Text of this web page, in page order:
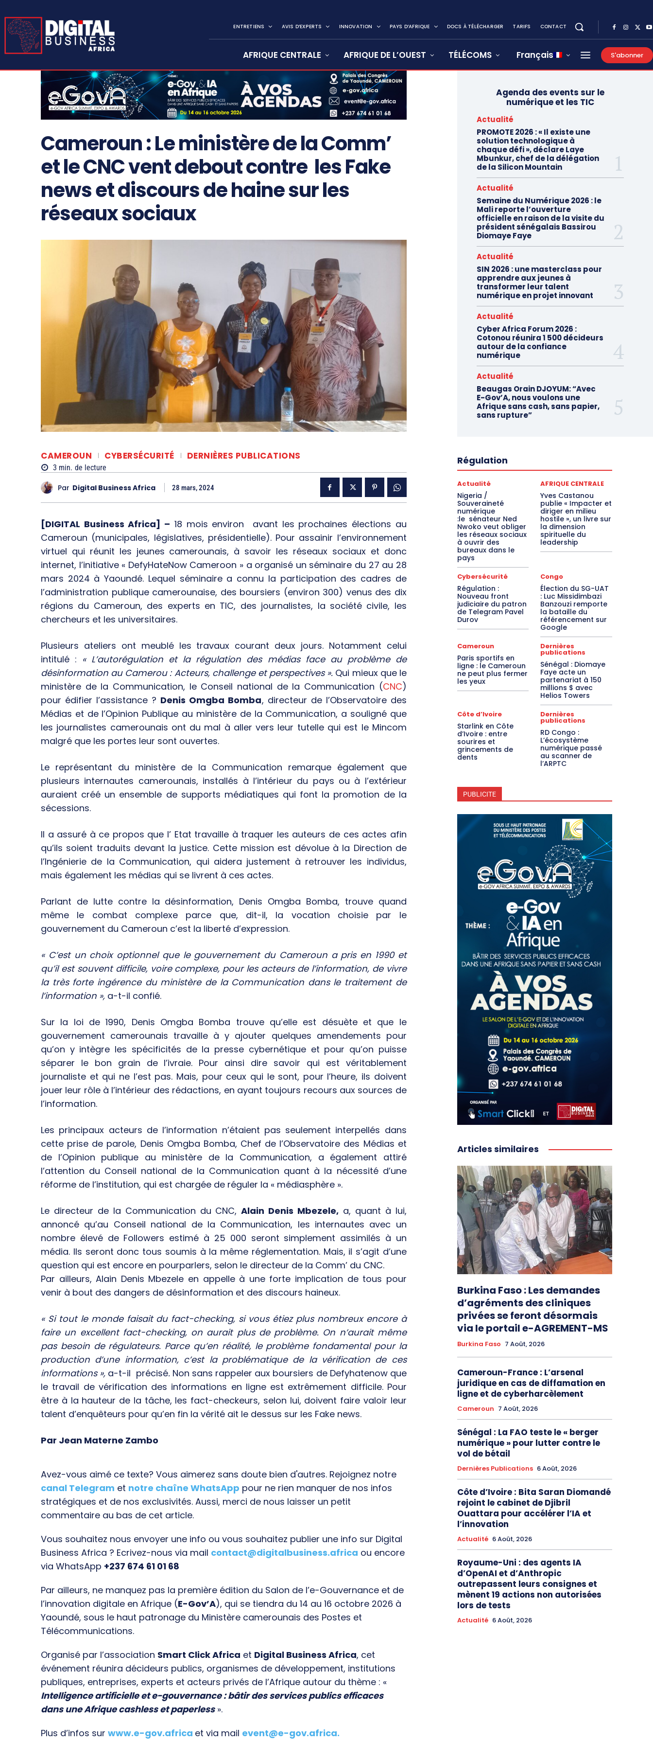
ENTRETIENS AVIS D’EXPERTS INNOVATION PAYS D’AFRIQUE DOCS À TÉLÉCHARGER TARIFS CONTACT
AFRIQUE CENTRALE AFRIQUE DE L’OUEST TÉLÉCOMS Français S'abonner
Cameroun : Le ministère de la Comm’
et le CNC vent debout contre les Fake
news et discours de haine sur les
réseaux sociaux
CAMEROUN CYBERSÉCURITÉ DERNIÈRES PUBLICATIONS
3 min. de lecture
Par Digital Business Africa 28 mars, 2024
[DIGITAL Business Africa] – 18 mois environ avant les prochaines élections au
Cameroun (municipales, législatives, présidentielle). Pour assainir l’environnement
virtuel qui réunit les jeunes camerounais, à savoir les réseaux sociaux et donc
internet, l’initiative « DefyHateNow Cameroon » a organisé un séminaire du 27 au 28
mars 2024 à Yaoundé. Lequel séminaire a connu la participation des cadres de
l’administration publique camerounaise, des boursiers (environ 300) venus des dix
régions du Cameroun, des experts en TIC, des journalistes, la société civile, les
chercheurs et les universitaires.
Plusieurs ateliers ont meublé les travaux courant deux jours. Notamment celui
intitulé : « L’autorégulation et la régulation des médias face au problème de
désinformation au Camerou : Acteurs, challenge et perspectives ». Qui mieux que le
ministère de la Communication, le Conseil national de la Communication (CNC)
pour édifier l’assistance ? Denis Omgba Bomba, directeur de l’Observatoire des
Médias et de l’Opinion Publique au ministère de la Communication, a souligné que
les journalistes camerounais ont du mal à aller vers leur tutelle qui est le Mincom
malgré que les portes leur sont ouvertes.
Le représentant du ministère de la Communication remarque également que
plusieurs internautes camerounais, installés à l’intérieur du pays ou à l’extérieur
auraient créé un ensemble de supports médiatiques qui font la promotion de la
sécessions.
Il a assuré à ce propos que l’ Etat travaille à traquer les auteurs de ces actes afin
qu’ils soient traduits devant la justice. Cette mission est dévolue à la Direction de
l’Ingénierie de la Communication, qui aidera justement à retrouver les individus,
mais également les médias qui se livrent à ces actes.
Parlant de lutte contre la désinformation, Denis Omgba Bomba, trouve quand
même le combat complexe parce que, dit-il, la vocation choisie par le
gouvernement du Cameroun c’est la liberté d’expression.
« C’est un choix optionnel que le gouvernement du Cameroun a pris en 1990 et
qu’il est souvent difficile, voire complexe, pour les acteurs de l’information, de vivre
la très forte ingérence du ministère de la Communication dans le traitement de
l’information », a-t-il confié.
Sur la loi de 1990, Denis Omgba Bomba trouve qu’elle est désuète et que le
gouvernement camerounais travaille à y ajouter quelques amendements pour
qu’on y intègre les spécificités de la presse cybernétique et pour qu’on puisse
séparer le bon grain de l’ivraie. Pour ainsi dire savoir qui est véritablement
journaliste et qui ne l’est pas. Mais, pour ceux qui le sont, pour l’heure, ils doivent
jouer leur rôle à l’intérieur des rédactions, en ayant toujours recours aux sources de
l’information.
Les principaux acteurs de l’information n’étaient pas seulement interpellés dans
cette prise de parole, Denis Omgba Bomba, Chef de l’Observatoire des Médias et
de l’Opinion publique au ministère de la Communication, a également attiré
l’attention du Conseil national de la Communication quant à la nécessité d’une
réforme de l’institution, qui est chargée de réguler la « médiasphère ».
Le directeur de la Communication du CNC,Alain Denis Mbezele, a, quant à lui,
annoncé qu’au Conseil national de la Communication, les internautes avec un
nombre élevé de Followers estimé à 25 000 seront simplement assimilés à un
média. Ils seront donc tous soumis à la même réglementation. Mais, il s’agit d’une
question qui est encore en pourparlers, selon le directeur de la Comm’ du CNC.
Par ailleurs, Alain Denis Mbezele en appelle à une forte implication de tous pour
venir à bout des dangers de désinformation et des discours haineux.
« Si tout le monde faisait du fact-checking, si vous étiez plus nombreux encore à
faire un excellent fact-checking, on aurait plus de problème. On n’aurait même
pas besoin de régulateurs. Parce qu’en réalité, le problème fondamental pour la
production d’une information, c’est la problématique de la vérification de ces
informations », a-t-il précisé. Non sans rappeler aux boursiers de Defyhatenow que
le travail de vérification des informations en ligne est extrêmement difficile. Pour
être à la hauteur de la tâche, les fact-checkeurs, selon lui, doivent faire valoir leur
talent d’enquêteurs pour qu’en fin la vérité ait le dessus sur les Fake news.
Par Jean Materne Zambo
Avez-vous aimé ce texte? Vous aimerez sans doute bien d'autres. Rejoignez notre
canal Telegram et notre chaîne WhatsApp pour ne rien manquer de nos infos
stratégiques et de nos exclusivités. Aussi, merci de nous laisser un petit
commentaire au bas de cet article.
Vous souhaitez nous envoyer une info ou vous souhaitez publier une info sur Digital
Business Africa ? Ecrivez-nous via mail contact@digitalbusiness.africa ou encore
via WhatsApp +237 674 61 01 68
Par ailleurs, ne manquez pas la première édition du Salon de l’e-Gouvernance et de
l’innovation digitale en Afrique (E-Gov’A), qui se tiendra du 14 au 16 octobre 2026 à
Yaoundé, sous le haut patronage du Ministère camerounais des Postes et
Télécommunications.
Organisé par l’association Smart Click Africa et Digital Business Africa, cet
événement réunira décideurs publics, organismes de développement, institutions
publiques, entreprises, experts et acteurs privés de l’Afrique autour du thème : «
Intelligence artificielle et e-gouvernance : bâtir des services publics efficaces
dans une Afrique cashless et paperless».
Plus d’infos sur www.e-gov.africa et via mail event@e-gov.africa.
Agenda des events sur le
numérique et les TIC
Actualité
PROMOTE 2026 : « Il existe une
solution technologique à
chaque défi », déclare Laye
Mbunkur, chef de la délégation
de la Silicon Mountain
Actualité
Semaine du Numérique 2026 : le
Mali reporte l’ouverture
officielle en raison de la visite du
président sénégalais Bassirou
Diomaye Faye
Actualité
SIN 2026 : une masterclass pour
apprendre aux jeunes à
transformer leur talent
numérique en projet innovant
Actualité
Cyber Africa Forum 2026 :
Cotonou réunira 1 500 décideurs
autour de la confiance
numérique
Actualité
Beaugas Orain DJOYUM: “Avec
E-Gov’A, nous voulons une
Afrique sans cash, sans papier,
sans rupture”
Régulation
Actualité
Nigeria /
Souveraineté
numérique
:le sénateur Ned
Nwoko veut obliger
les réseaux sociaux
à ouvrir des
bureaux dans le
pays
AFRIQUE CENTRALE
Yves Castanou
publie « Impacter et
diriger en milieu
hostile », un livre sur
la dimension
spirituelle du
leadership
Cybersécurité
Régulation :
Nouveau front
judiciaire du patron
de Telegram Pavel
Durov
Congo
Élection du SG-UAT
: Luc Missidimbazi
Banzouzi remporte
la bataille du
référencement sur
Google
Cameroun
Paris sportifs en
ligne : le Cameroun
ne peut plus fermer
les yeux
Dernières
publications
Sénégal : Diomaye
Faye acte un
partenariat à 150
millions $ avec
Helios Towers
Côte d’Ivoire
Starlink en Côte
d’Ivoire : entre
sourires et
grincements de
dents
Dernières
publications
RD Congo :
L’écosystème
numérique passé
au scanner de
l’ARPTC
PUBLICITE
Articles similaires
Burkina Faso : Les demandes
d’agréments des cliniques
privées se feront désormais
via le portail e-AGREMENT-MS
Burkina Faso 7 Août, 2026
Cameroun-France : L’arsenal
juridique en cas de diffamation en
ligne et de cyberharcèlement
Cameroun 7 Août, 2026
Sénégal : La FAO teste le « berger
numérique » pour lutter contre le
vol de bétail
Dernières Publications 6 Août, 2026
Côte d’Ivoire : Bita Saran Diomandé
rejoint le cabinet de Djibril
Ouattara pour accélérer l’IA et
l’innovation
Actualité 6 Août, 2026
Royaume-Uni : des agents IA
d’OpenAI et d’Anthropic
outrepassent leurs consignes et
mènent 19 actions non autorisées
lors de tests
Actualité 6 Août, 2026